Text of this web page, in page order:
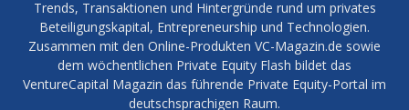
Trends, Transaktionen und Hintergründe rund um privates
Beteiligungskapital, Entrepreneurship und Technologien.
Zusammen mit den Online-Produkten VC-Magazin.de sowie
dem wöchentlichen Private Equity Flash bildet das
VentureCapital Magazin das führende Private Equity-Portal im
deutschsprachigen Raum.